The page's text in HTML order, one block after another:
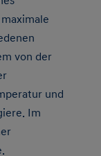
von der
und
Im
nach WLTP
PS) 49 kWh